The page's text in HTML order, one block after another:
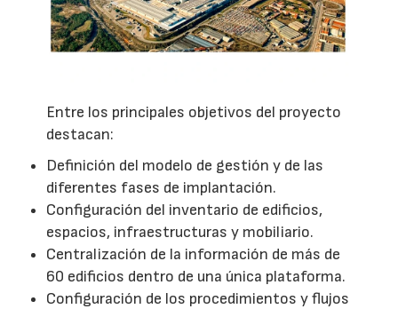
Entre los principales objetivos del proyecto
destacan:
Definición del modelo de gestión y de las
diferentes fases de implantación.
Configuración del inventario de edificios,
espacios, infraestructuras y mobiliario.
Centralización de la información de más de
60 edificios dentro de una única plataforma.
Configuración de los procedimientos y flujos